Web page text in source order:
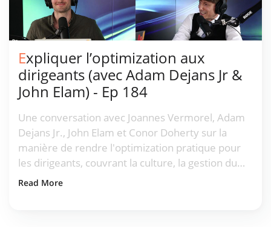
Expliquer l’optimization aux
dirigeants (avec Adam Dejans Jr &
John Elam) - Ep 184
Une conversation avec Joannes Vermorel, Adam
Dejans Jr., John Elam et Conor Doherty sur la
manière de rendre l'optimization pratique pour
les dirigeants, couvrant la culture, la gestion du
changement, et la véritable valeur de la prévision
Read More